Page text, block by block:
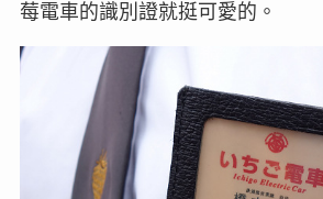
莓電車的識別證就挺可愛的。